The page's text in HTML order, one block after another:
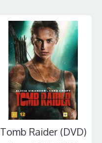
Tomb Raider (DVD)